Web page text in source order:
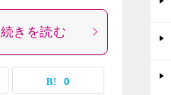
続きを読む
0